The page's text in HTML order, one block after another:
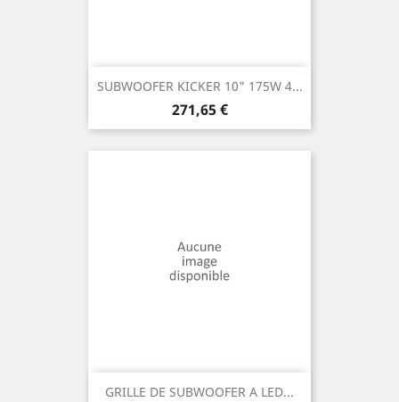
SUBWOOFER KICKER 10" 175W 4...
Prix
271,65 €
GRILLE DE SUBWOOFER A LED...